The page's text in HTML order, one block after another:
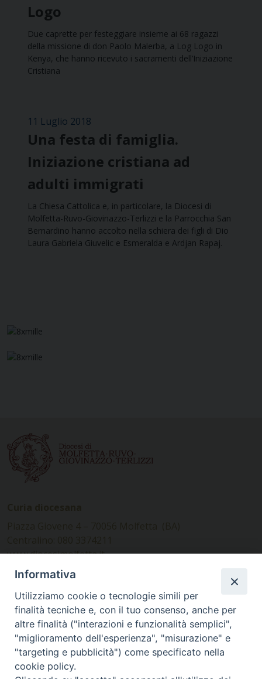
Logo
Due caprette per festeggiare insieme ai 68 ragazzi
della missione di don Paolo Malerba, a Log Logo in
Kenya, che hanno ricevuto i sacramenti dell’Iniziazione
Cristiana
11 Luglio 2018
Una festa di famiglia.
Iniziazione cristiana ad
adulti immigrati
La Chiesa Cattolica e, in particolare, la Diocesi di
Molfetta-Ruvo-Giovinazzo-Terlizzi e la Parrocchia San
Bernardino hanno accolto nella schiera dei figli di Dio
Laura Gabriela Giuvelic e Esmeralda e Ardjan Rapaj.
www.diocesimolfetta.it –
diocesimolfetta@pec.chiesacattolica.it
Ufficio Comunicazioni sociali
Piazza Giovene 4 – 70056 Molfetta (BA)
comunicazionisociali@diocesimolfetta.it
Informativa
Utilizziamo cookie o tecnologie simili per
finalità tecniche e, con il tuo consenso, anche per
altre finalità ("interazioni e funzionalità semplici",
"miglioramento dell'esperienza", "misurazione" e
"targeting e pubblicità") come specificato nella
cookie policy.